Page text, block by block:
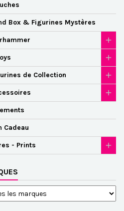
Box & Figurines Mystères
de Collection
Cadeau
- Prints